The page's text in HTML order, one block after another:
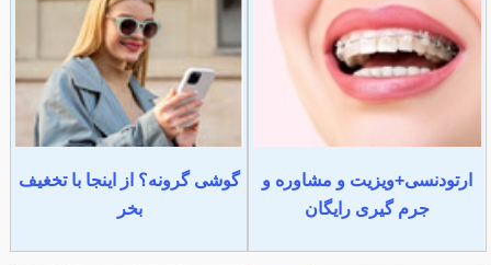
ارتودنسی+ویزیت و مشاوره و
جرم گیری رایگان
گوشی گرونه؟ از اینجا با تخغیف
بخر